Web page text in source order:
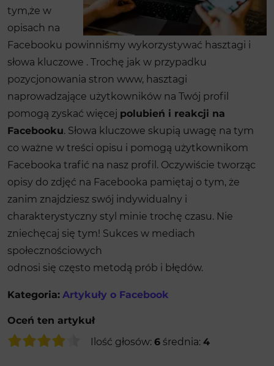
tym,że ​w
opisach na
Facebooku powinniśmy wykorzystywać hasztagi ​i
słowa kluczowe​ . Trochę jak w przypadku
pozycjonowania stron www, hasztagi
naprowadzające użytkowników na Twój profil
pomogą zyskać więcej polubień i reakcji na
Facebooku. Słowa kluczowe skupią uwagę na tym
co ważne w treści opisu i pomogą użytkownikom
Facebooka trafić na nasz profil. Oczywiście tworząc
opisy do zdjęć na Facebooka pamiętaj o tym, że
zanim znajdziesz swój indywidualny i
charakterystyczny styl minie trochę czasu. Nie
zniechęcaj się tym! Sukces w mediach
społecznościowych
odnosi się często metodą prób i błędów.
Kategoria: Artykuły o Facebook
Oceń ten artykuł
Ilość głosów: 6 średnia: 4